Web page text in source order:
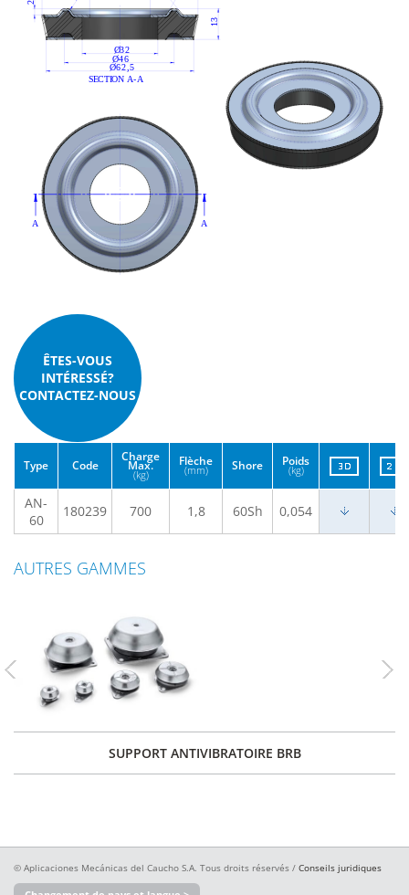
ÊTES-VOUS
INTÉRESSÉ?
CONTACTEZ-NOUS
Type Code
Charge
Max.
(kg)
Flèche
(mm) Shore Poids
(kg)
AN-
60
180239 700 1,8 60Sh 0,054
AUTRES GAMMES
SUPPORT ANTIVIBRATOIRE BRB
Previous Next
© Aplicaciones Mecánicas del Caucho S.A. Tous droits réservés / Conseils juridiques